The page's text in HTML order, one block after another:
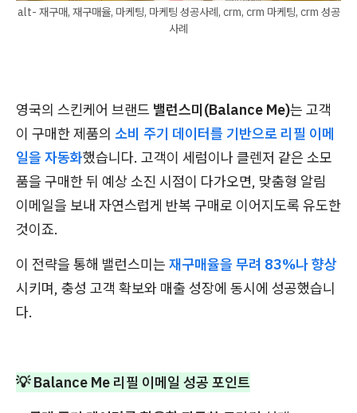
alt- 재구매, 재구매율, 마케팅, 마케팅 성공사례, crm, crm 마케팅, crm 성공
사례
영국의 스킨케어 브랜드 밸런스미(Balance Me)는 고객
이 구매한 제품의 소비 주기 데이터를 기반으로 리필 이메
일을 자동화했습니다. 고객이 세럼이나 클렌저 같은 소모
품을 구매한 뒤 예상 소진 시점이 다가오면, 맞춤형 알림
이메일을 보내 자연스럽게 반복 구매로 이어지도록 유도한
것이죠.
이 전략을 통해 밸런스미는 재구매율을 무려 83%나 향상
시키며, 충성 고객 확보와 매출 성장에 동시에 성공했습니
다.
💡 Balance Me 리필 이메일 성공 포인트